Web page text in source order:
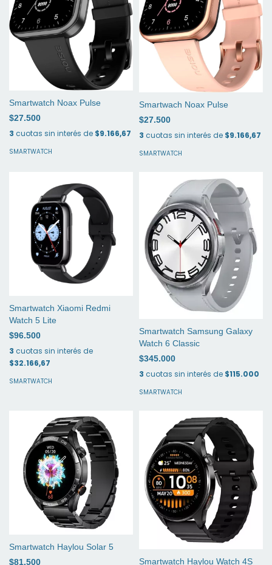
Smartwatch Noax Pulse
$27.500
3 cuotas sin interés de $9.166,67
SMARTWATCH
Smartwach Noax Pulse
$27.500
3 cuotas sin interés de $9.166,67
SMARTWATCH
Smartwatch Xiaomi Redmi
Watch 5 Lite
$96.500
3 cuotas sin interés de
$32.166,67
SMARTWATCH
Smartwatch Samsung Galaxy
Watch 6 Classic
$345.000
3 cuotas sin interés de $115.000
SMARTWATCH
Smartwatch Haylou Solar 5
$81.500
Smartwatch Haylou Watch 4S